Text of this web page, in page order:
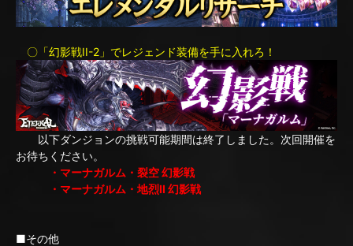
〇「幻影戦II-2」でレジェンド装備を手に入れろ！
以下ダンジョンの挑戦可能期間は終了しました。次回開催を
お待ちください。
・マーナガルム・裂空 幻影戦
・マーナガルム・地烈II 幻影戦
■その他